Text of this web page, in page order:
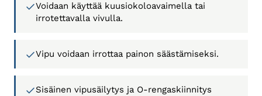
Voidaan käyttää kuusiokoloavaimella tai
irrotettavalla vivulla.
Vipu voidaan irrottaa painon säästämiseksi.
Sisäinen vipusäilytys ja O-rengaskiinnitys